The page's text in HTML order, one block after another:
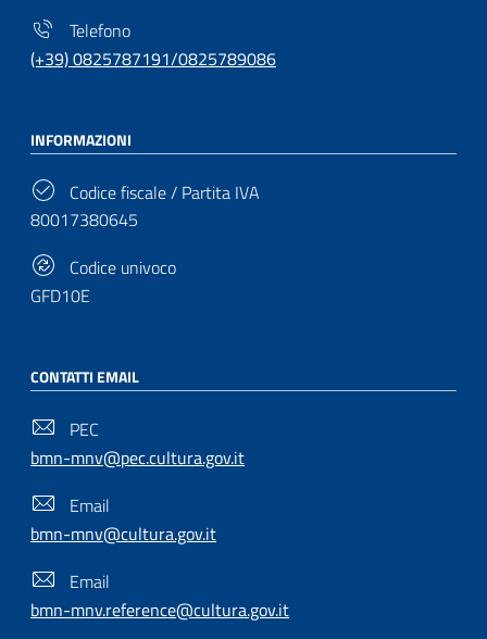
Telefono
(+39) 0825787191/0825789086
INFORMAZIONI
Codice fiscale / Partita IVA
80017380645
Codice univoco
GFD10E
CONTATTI EMAIL
PEC
bmn-mnv@pec.cultura.gov.it
Email
bmn-mnv@cultura.gov.it
Email
bmn-mnv.reference@cultura.gov.it